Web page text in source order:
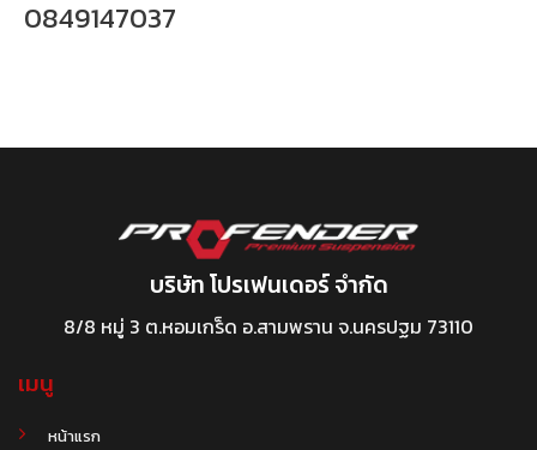
0849147037
บริษัท โปรเฟนเดอร์ จำกัด
8/8 หมู่ 3 ต.หอมเกร็ด อ.สามพราน จ.นครปฐม 73110
เมนู
หน้าแรก